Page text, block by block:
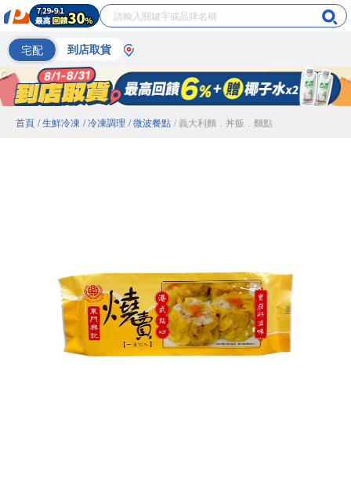
宅配 到店取貨
首頁 / 生鮮冷凍 / 冷凍調理 / 微波餐點 / 義大利麵．丼飯．麵點